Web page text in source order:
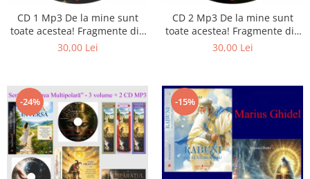
Literatura
Psihologie
Stiinta
CD 1 Mp3 De la mine sunt
toate acestea! Fragmente din
cărțile lui Marius Ghidel
30,00 Lei
CD 2 Mp3 De la mine sunt
toate acestea! Fragmente din
cărțile lui Marius Ghidel
30,00 Lei
-24% -15%